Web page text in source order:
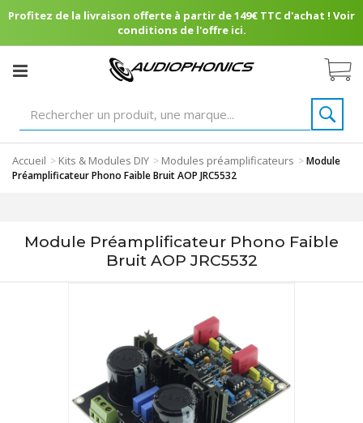
Profitez de la livraison offerte à partir de 149€ TTC d'achat ! Voir
conditions de l'offre ici.
Accueil > Kits & Modules DIY > Modules préamplificateurs >Module
Préamplificateur Phono Faible Bruit AOP JRC5532
Module Préamplificateur Phono Faible
Bruit AOP JRC5532